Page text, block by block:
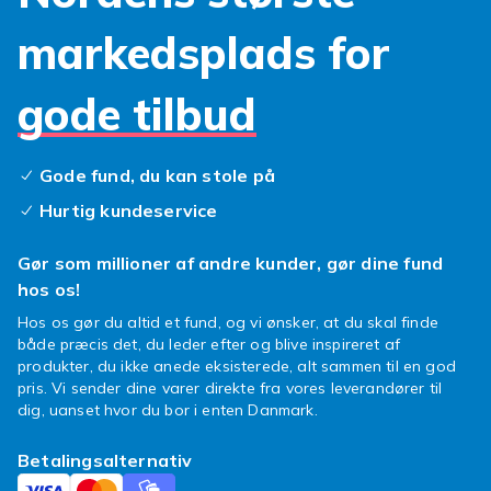
Fodmassageprodukter i vores sortiment
omfatter alt fra elektriske
fodmassageapparater til fodplejesæt med
kan lindre smerter, reducere stress og fremme
blodcirkulationen i dine fødder, så du kan føle
dig som ny igen. Uanset om du foretrækker en
behandling, finder du noget, der passer til dig.
Udforsk vores brede udvalg af
fodmassageprodukter, og find den perfekte
løsning til dine behov. Uanset om du er en
entusiastisk atlet eller bare en person, der
bruger meget tid på fødderne, vil du opdage de
produkter, der gør forskellen. Find et godt køb
fodmassage - shop her i dag og få et øjeblik
med himmelsk afslapning!
markedsplads for
gode tilbud
Gode fund, du kan stole på
Hurtig kundeservice
Gør som millioner af andre kunder, gør dine fund
hos os!
Hos os gør du altid et fund, og vi ønsker, at du skal finde
både præcis det, du leder efter og blive inspireret af
produkter, du ikke anede eksisterede, alt sammen til en god
pris. Vi sender dine varer direkte fra vores leverandører til
dig, uanset hvor du bor i enten Danmark.
Betalingsalternativ